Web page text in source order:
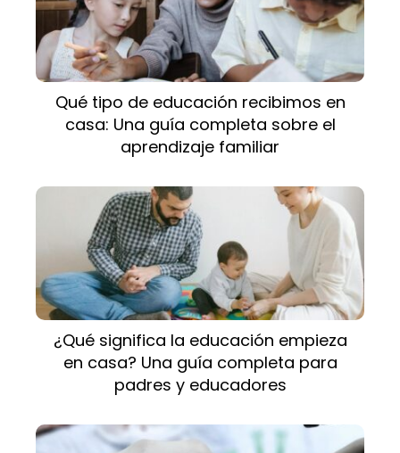
Qué tipo de educación recibimos en
casa: Una guía completa sobre el
aprendizaje familiar
¿Qué significa la educación empieza
en casa? Una guía completa para
padres y educadores